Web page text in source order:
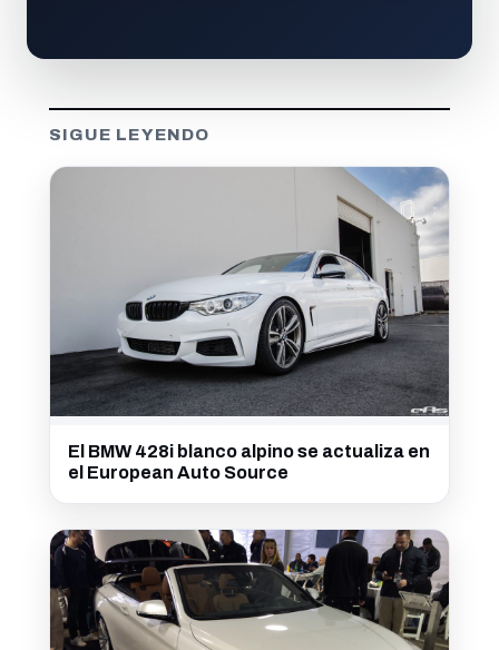
SIGUE LEYENDO
El BMW 428i blanco alpino se actualiza en
el European Auto Source